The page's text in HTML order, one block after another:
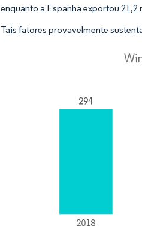
enquanto a Espanha exportou 21,2
Tais fatores provavelmente